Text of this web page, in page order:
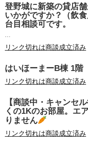
登野城に新築の貸店
いかがですか？（飲
台目相談可です。
...
リンク切れは商談成立済み
はいほーまーB棟 1階
リンク切れは商談成立済み
【商談中・キャンセ
くの1Kのお部屋。エ
りません
リンク切れは商談成立済み